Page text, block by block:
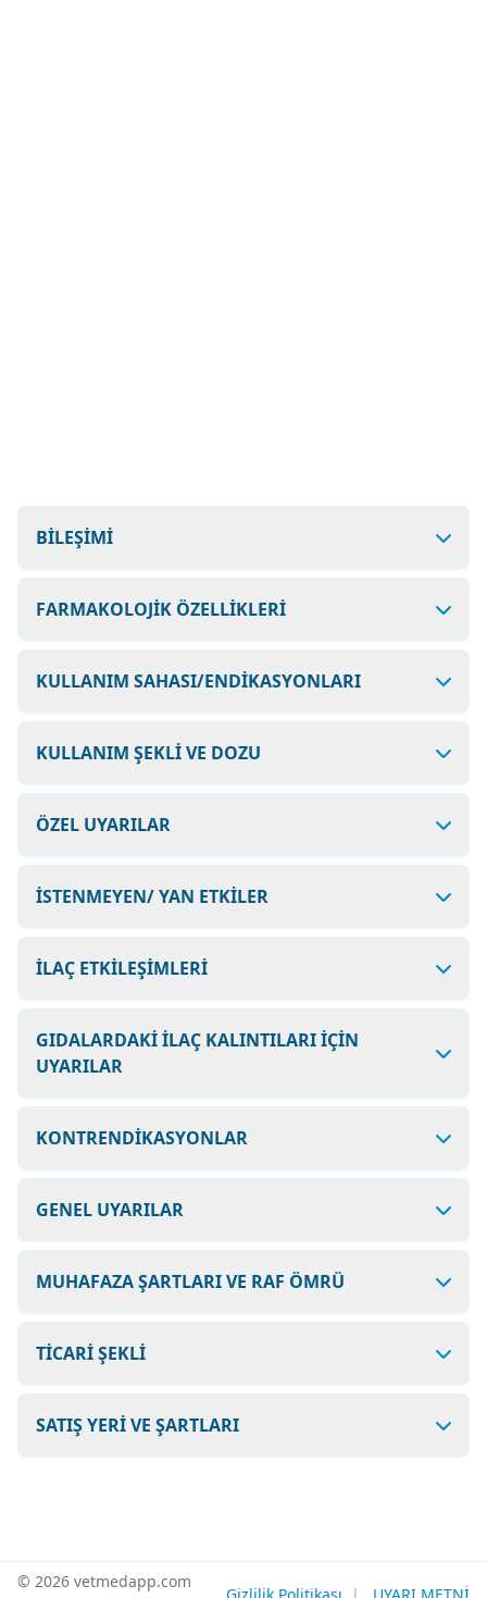
BİLEŞİMİ
FARMAKOLOJİK ÖZELLİKLERİ
KULLANIM SAHASI/ENDİKASYONLARI
KULLANIM ŞEKLİ VE DOZU
ÖZEL UYARILAR
İSTENMEYEN/ YAN ETKİLER
İLAÇ ETKİLEŞİMLERİ
GIDALARDAKİ İLAÇ KALINTILARI İÇİN
UYARILAR
KONTRENDİKASYONLAR
GENEL UYARILAR
MUHAFAZA ŞARTLARI VE RAF ÖMRÜ
TİCARİ ŞEKLİ
SATIŞ YERİ VE ŞARTLARI
© 2026 vetmedapp.com